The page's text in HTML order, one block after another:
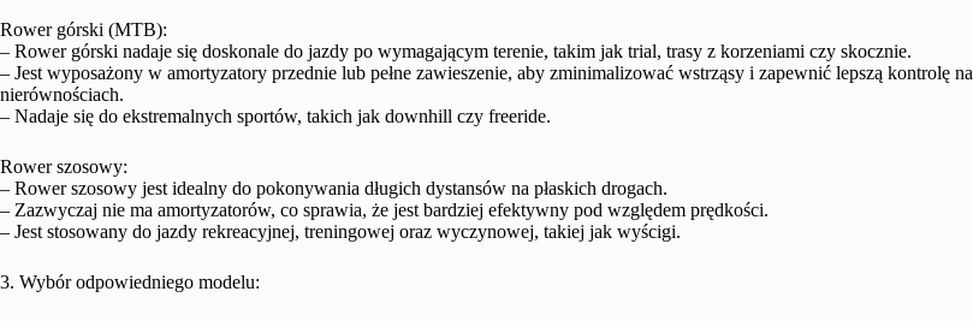
Rower górski (MTB):
– Rower górski nadaje się doskonale do jazdy po wymagającym terenie, takim jak trial, trasy z korzeniami czy skocznie.
– Jest wyposażony w amortyzatory przednie lub pełne zawieszenie, aby zminimalizować wstrząsy i zapewnić lepszą kontrolę na
nierównościach.
– Nadaje się do ekstremalnych sportów, takich jak downhill czy freeride.
Rower szosowy:
– Rower szosowy jest idealny do pokonywania długich dystansów na płaskich drogach.
– Zazwyczaj nie ma amortyzatorów, co sprawia, że jest bardziej efektywny pod względem prędkości.
– Jest stosowany do jazdy rekreacyjnej, treningowej oraz wyczynowej, takiej jak wyścigi.
3. Wybór odpowiedniego modelu: